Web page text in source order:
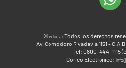
©educ.arTodos los derechos
Av. Comodoro Rivadavia 1151 -
Tel: 0800-444-1115
Correo Electrónico: